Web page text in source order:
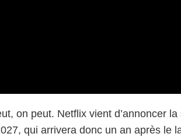
on peut. Netflix vient d’annoncer
qui arrivera donc un an après le